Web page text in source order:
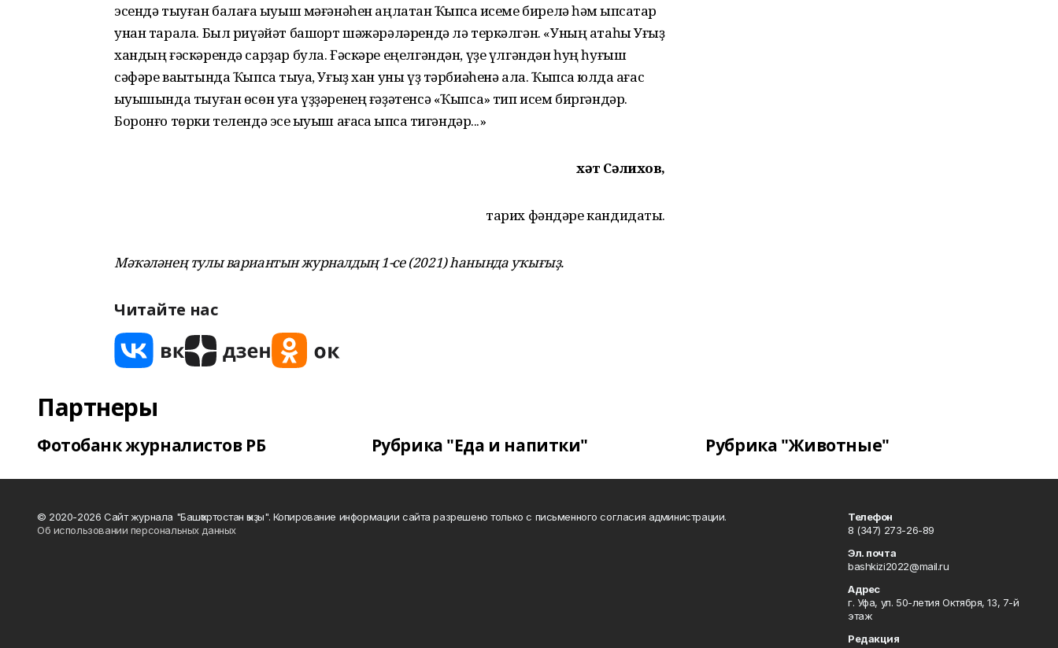
эсендә тыуған балаға ҡыуыш мәғәнәһен аңлатҡан Ҡыпсаҡ исеме бирелә һәм ҡыпсаҡтар
унан тарала. Был риүәйәт башҡорт шәжәрәләрендә лә теркәлгән. «Уның атаһы Уғыҙ
хандың ғәскәрендә сарҙар була. Ғәскәре еңелгәндән, үҙе үлгәндән һуң һуғыш
сәфәре ваҡытында Ҡыпсаҡ тыуа, Уғыҙ хан уны үҙ тәрбиәһенә ала. Ҡыпсаҡ юлда ағас
ҡыуышында тыуған өсөн уға үҙҙәренең ғәҙәтенсә «Ҡыпсаҡ» тип исем биргәндәр.
Боронғо төрки телендә эсе ҡыуыш ағасҡа ҡыпсаҡ тигәндәр...»
Әхәт Сәлихов,
тарих фәндәре кандидаты.
Мәҡәләнең тулы вариантын журналдың 1-се (2021) һанында уҡығыҙ.
Читайте нас
Партнеры
Фотобанк журналистов РБ Рубрика "Еда и напитки" Рубрика "Животные"
© 2020-2026 Сайт журнала "Башҡортостан ҡыҙы". Копирование информации сайта разрешено только с письменного согласия администрации.
Об использовании персональных данных
Телефон
8 (347) 273-26-89
Эл. почта
bashkizi2022@mail.ru
Адрес
г. Уфа, ул. 50-летия Октября, 13, 7-й
этаж
Редакция